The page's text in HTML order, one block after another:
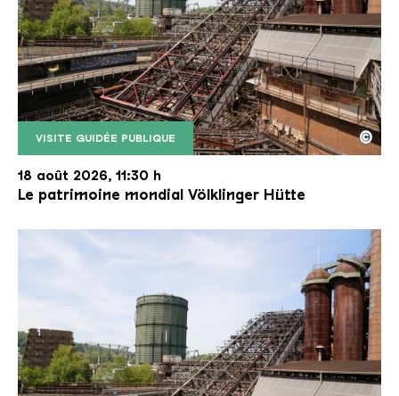
VISITE GUIDÉE PUBLIQUE
Le monte-charge incliné de la Völklinger Hütte
Copyright: Weltkulturerbe Völklinger Hütte | Karl
©
18 août 2026, 11:30 h
Le patrimoine mondial Völklinger Hütte